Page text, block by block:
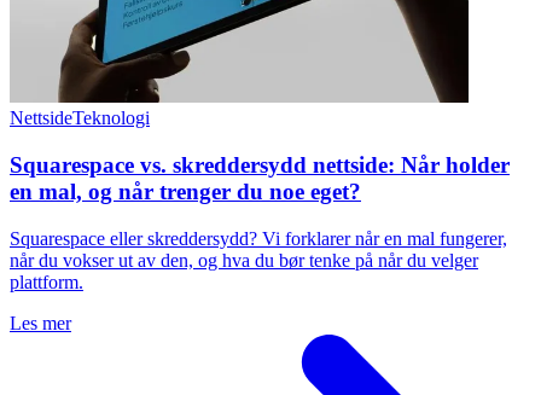
NettsideTeknologi
Squarespace vs. skreddersydd nettside: Når holder
en mal, og når trenger du noe eget?
Squarespace eller skreddersydd? Vi forklarer når en mal fungerer,
når du vokser ut av den, og hva du bør tenke på når du velger
plattform.
Les mer